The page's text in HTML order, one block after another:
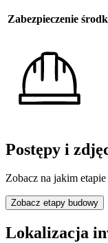
Zabezpieczenie
Postępy i
Zobacz na jakim
Zobacz etapy budowy
Lokalizacja